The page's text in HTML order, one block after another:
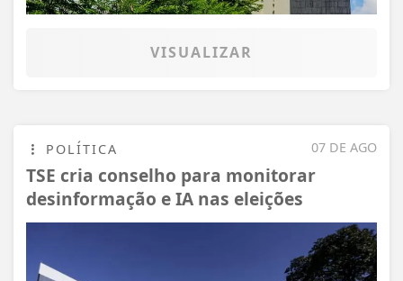
VISUALIZAR
07 DE AGO
POLÍTICA
TSE cria conselho para monitorar
desinformação e IA nas eleições